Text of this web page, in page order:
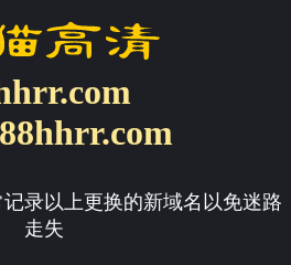
录以上更换的新域名以免迷路
走失